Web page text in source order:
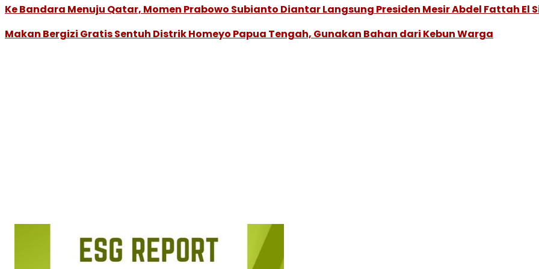
Ke Bandara Menuju Qatar, Momen Prabowo Subianto Diantar Langsung Presiden Mesir Abdel Fattah El
Makan Bergizi Gratis Sentuh Distrik Homeyo Papua Tengah, Gunakan Bahan dari Kebun Warga